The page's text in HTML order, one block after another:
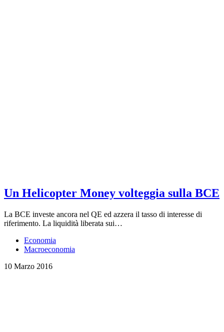
Un Helicopter Money volteggia sulla BCE
La BCE investe ancora nel QE ed azzera il tasso di interesse di
riferimento. La liquidità liberata sui…
Economia
Macroeconomia
10 Marzo 2016